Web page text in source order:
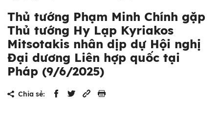
Thủ tướng Phạm Minh Chính gặp
Thủ tướng Hy Lạp Kyriakos
Mitsotakis nhân dịp dự Hội nghị
Đại dương Liên hợp quốc tại
Pháp (9/6/2025)
Chia sẻ: